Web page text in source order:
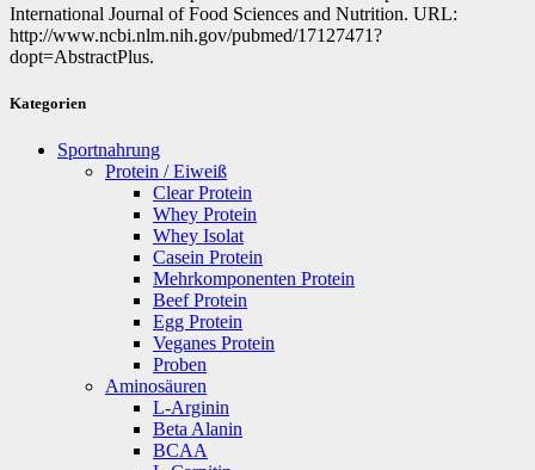
International Journal of Food Sciences and Nutrition. URL:
http://www.ncbi.nlm.nih.gov/pubmed/17127471?
dopt=AbstractPlus.
Kategorien
Sportnahrung
Protein / Eiweiß
Clear Protein
Whey Protein
Whey Isolat
Casein Protein
Mehrkomponenten Protein
Beef Protein
Egg Protein
Veganes Protein
Proben
Aminosäuren
L-Arginin
Beta Alanin
BCAA